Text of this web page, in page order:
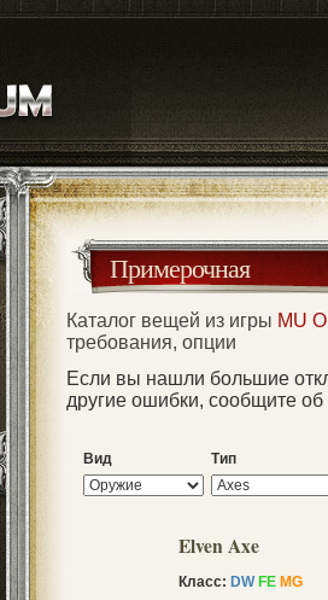
Примерочная
Каталог вещей из игры MU
требования, опции
Если вы нашли большие
другие ошибки, сообщите
Вид Тип
Elven Axe
Класс: DW FE MG